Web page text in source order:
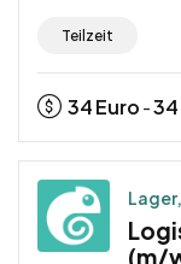
Teilzeit
34Euro -34
(m/